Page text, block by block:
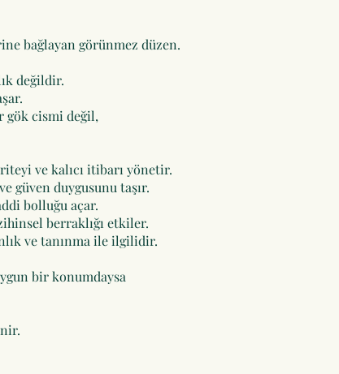
bağlayan görünmez düzen.
değildir.
gök cismi değil,
ve kalıcı itibarı yönetir.
güven duygusunu taşır.
bolluğu açar.
berraklığı etkiler.
ve tanınma ile ilgilidir.
bir konumdaysa